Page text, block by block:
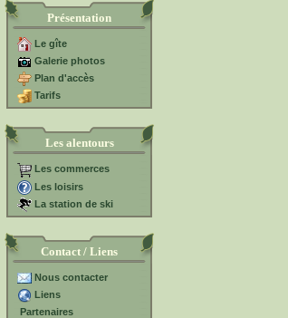
Présentation
Le gîte
Galerie photos
Plan d'accès
Tarifs
Les alentours
Les commerces
Les loisirs
La station de ski
Contact / Liens
Nous contacter
Liens
Partenaires